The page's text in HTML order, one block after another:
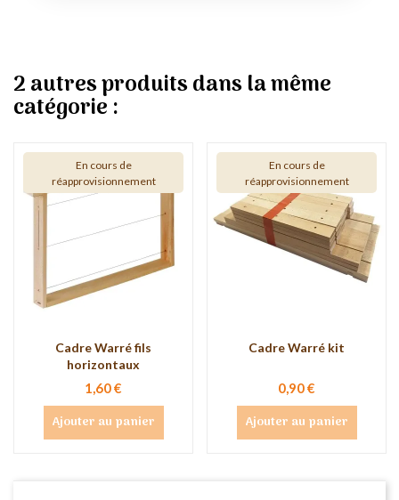
2 autres produits dans la même
catégorie :
En cours de
réapprovisionnement
Cadre Warré fils
horizontaux
1,60 €
Ajouter au panier
En cours de
réapprovisionnement
Cadre Warré kit
0,90 €
Ajouter au panier